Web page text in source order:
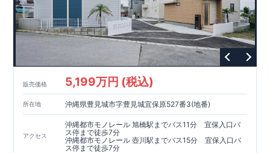
販売価格 5,199万円 (税込)
所在地 沖縄県豊見城市字豊見城宜保原527番3(地番)
アクセス
沖縄都市モノレール 旭橋駅までバス11分 宜保入口バ
ス停まで徒歩7分
沖縄都市モノレール 壺川駅までバス15分 宜保入口バ
ス停まで徒歩7分